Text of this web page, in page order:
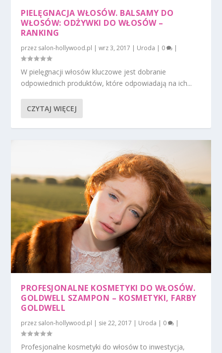
PIELĘGNACJA WŁOSÓW. BALSAMY DO
WŁOSÓW: ODŻYWKI DO WŁOSÓW –
RANKING
przez salon-hollywood.pl |wrz 3, 2017 | Uroda | 0 |
W pielęgnacji włosów kluczowe jest dobranie
odpowiednich produktów, które odpowiadają na ich...
CZYTAJ WIĘCEJ
PROFESJONALNE KOSMETYKI DO WŁOSÓW.
GOLDWELL SZAMPON – KOSMETYKI, FARBY
GOLDWELL
przez salon-hollywood.pl | sie 22, 2017 | Uroda | 0 |
Profesjonalne kosmetyki do włosów to inwestycja,